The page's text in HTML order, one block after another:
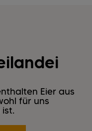
Eier aus
für uns